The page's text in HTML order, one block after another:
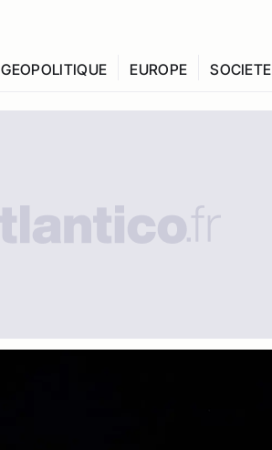
GEOPOLITIQUE EUROPE SOCIETE